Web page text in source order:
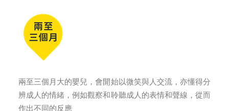
兩至三個月大的嬰兒，會開始以微笑與人交流，亦懂得分
辨成人的情緒，例如觀察和聆聽成人的表情和聲線，從而
作出不同的反應